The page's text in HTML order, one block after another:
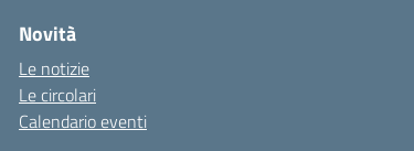
Novità
Le notizie
Le circolari
Calendario eventi